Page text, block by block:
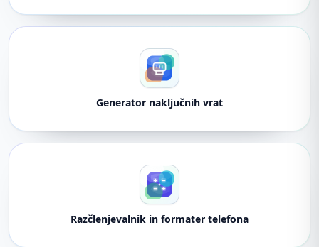
Generator naključnih vrat
Razčlenjevalnik in formater telefona